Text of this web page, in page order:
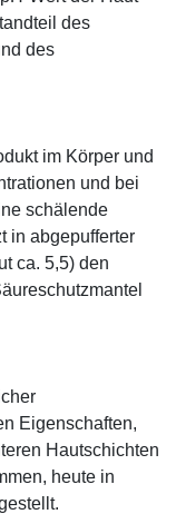
des
des
im Körper und
und bei
schälende
in abgepufferter
ca. 5,5) den
Eigenschaften,
Hautschichten
heute in